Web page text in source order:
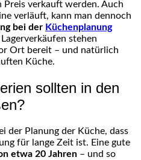
verkauft werden. Auch
verläuft, kann man dennoch
bei der Küchenplanung
stehen
Ort bereit – und natürlich
Küche.
sollten in den
der Planung der Küche, dass
für lange Zeit ist. Eine gute
etwa 20 Jahren – und so